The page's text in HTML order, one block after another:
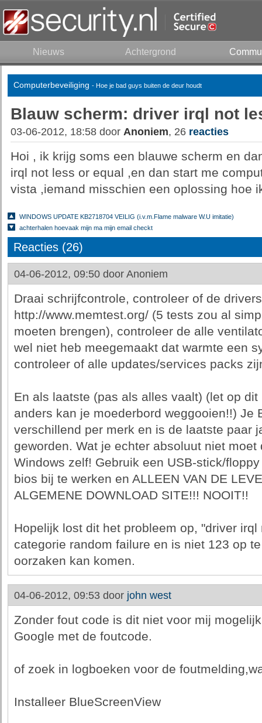
Nieuws Achtergrond
Computerbeveiliging - Hoe je bad guys buiten de deur houdt
Blauw scherm: driver irql not
03-06-2012, 18:58 door Anoniem, 26 reacties
Hoi , ik krijg soms een blauwe scherm en
irql not less or equal ,en dan start me
vista ,iemand misschien een oplossing hoe
WINDOWS UPDATE KB2718704 VEILIG (i.v.m.Flame malware W.U imitatie)
achterhalen hoevaak mijn ma mijn email checkt
Reacties (26)
04-06-2012, 09:50 door Anoniem
Draai schrijfcontrole, controleer of de
http://www.memtest.org/ (5 tests zou al
moeten brengen), controleer de alle
wel niet heb meegemaakt dat warmte een
controleer of alle updates/services packs
En als laatste (pas als alles vaalt) (let op
anders kan je moederbord weggooien!!) Je
verschillend per merk en is de laatste paar
geworden. Wat je echter absoluut niet
Windows zelf! Gebruik een USB-stick/
bios bij te werken en ALLEEN VAN DE
ALGEMENE DOWNLOAD SITE!!! NOOIT!!
Hopelijk lost dit het probleem op, "driver
categorie random failure en is niet 123 op
oorzaken kan komen.
04-06-2012, 09:53 door john west
Zonder fout code is dit niet voor mij
Google met de foutcode.
of zoek in logboeken voor de
Installeer BlueScreenView